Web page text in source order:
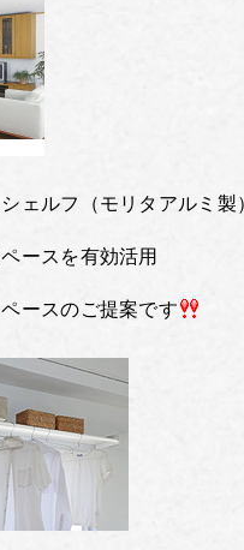
ェルフ（モリタアルミ製
ースを有効活用
ースのご提案です